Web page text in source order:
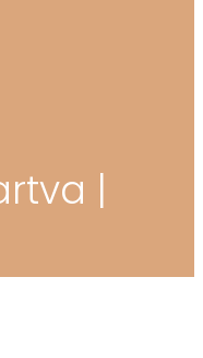
|